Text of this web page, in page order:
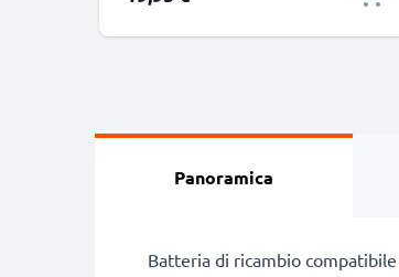
CELLONIC
Panoramica
Batteria di ricambio